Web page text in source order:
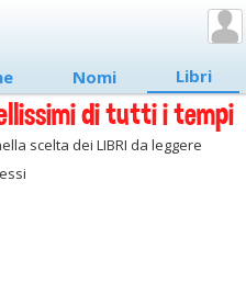
Nomi Libri
di tutti i tempi
scelta dei LIBRI da leggere